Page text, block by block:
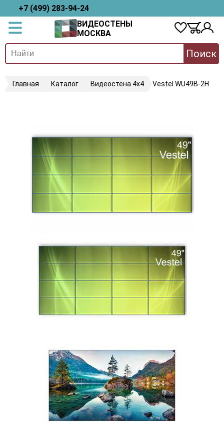
+7 (499) 283-94-24
ВИДЕОСТЕНЫ
МОСКВА
Поиск
Главная Каталог Видеостена 4х4 Vestel WU49B-2H